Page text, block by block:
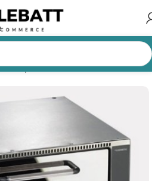
per Barche